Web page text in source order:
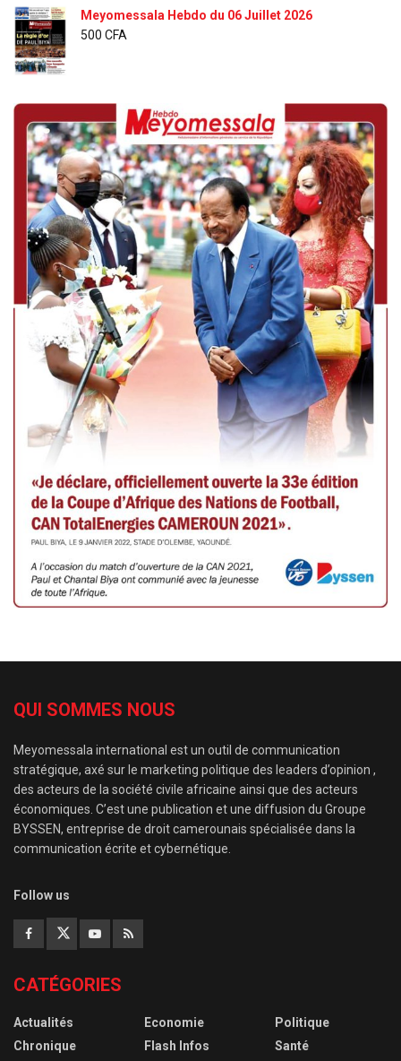
Meyomessala Hebdo du 06 Juillet 2026
500 CFA
QUI SOMMES NOUS
Meyomessala international est un outil de communication
stratégique, axé sur le marketing politique des leaders d’opinion ,
des acteurs de la société civile africaine ainsi que des acteurs
économiques. C’est une publication et une diffusion du Groupe
BYSSEN, entreprise de droit camerounais spécialisée dans la
communication écrite et cybernétique.
Follow us
CATÉGORIES
Actualités
Chronique
Economie
Flash Infos
Politique
Santé